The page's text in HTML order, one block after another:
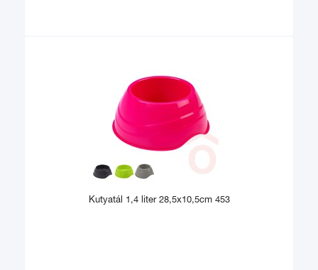
Kutyatál 1,4 liter 28,5x10,5cm 453